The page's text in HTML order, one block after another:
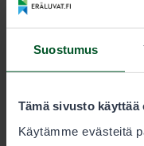
Suostumus
Tämä sivusto käyttää
Käytämme evästeitä